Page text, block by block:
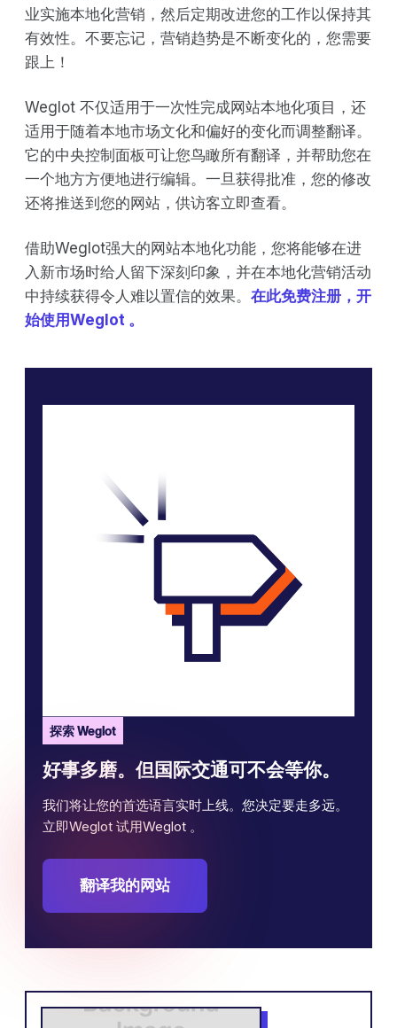
业实施本地化营销，然后定期改进您的工作以保持其
有效性。不要忘记，营销趋势是不断变化的，您需要
跟上！
Weglot 不仅适用于一次性完成网站本地化项目，还
适用于随着本地市场文化和偏好的变化而调整翻译。
它的中央控制面板可让您鸟瞰所有翻译，并帮助您在
一个地方方便地进行编辑。一旦获得批准，您的修改
还将推送到您的网站，供访客立即查看。
借助Weglot强大的网站本地化功能，您将能够在进
入新市场时给人留下深刻印象，并在本地化营销活动
中持续获得令人难以置信的效果。 在此免费注册，开
始使用Weglot 。
探索 Weglot
好事多磨。但国际交通可不会等你。
我们将让您的首选语言实时上线。您决定要走多远。
立即Weglot 试用Weglot 。
翻译我的网站